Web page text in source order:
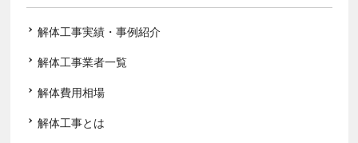
解体工事実績・事例紹介
解体工事業者一覧
解体費用相場
解体工事とは